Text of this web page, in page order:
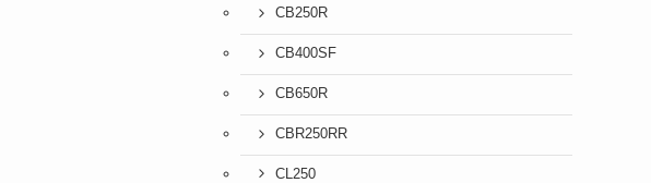
CB250R
CB400SF
CB650R
CBR250RR
CL250